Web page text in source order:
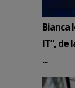
Bianca
IT”, de
...